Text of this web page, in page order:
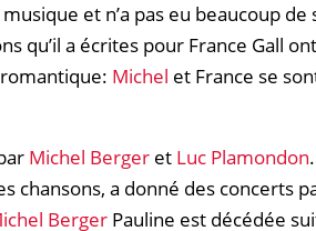
et n’a pas eu beaucoup
qu’il a écrites pour France Gall
Michel et France se
Michel Berger et Luc Plamondon
chansons, a donné des concerts
Berger Pauline est décédée